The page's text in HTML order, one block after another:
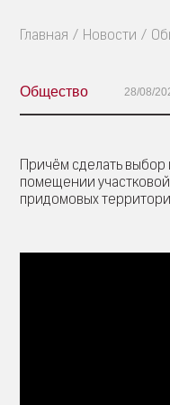
Главная Новости
Общество 28/08/
Причём сделать выбор
помещении
придомовых